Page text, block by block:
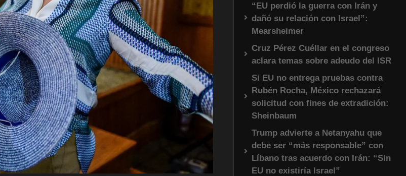
“EU perdió la guerra con Irán y
dañó su relación con Israel”:
Mearsheimer
Cruz Pérez Cuéllar en el congreso
aclara temas sobre adeudo del ISR
Si EU no entrega pruebas contra
Rubén Rocha, México rechazará
solicitud con fines de extradición:
Sheinbaum
Trump advierte a Netanyahu que
debe ser “más responsable” con
Líbano tras acuerdo con Irán: “Sin
EU no existiría Israel”